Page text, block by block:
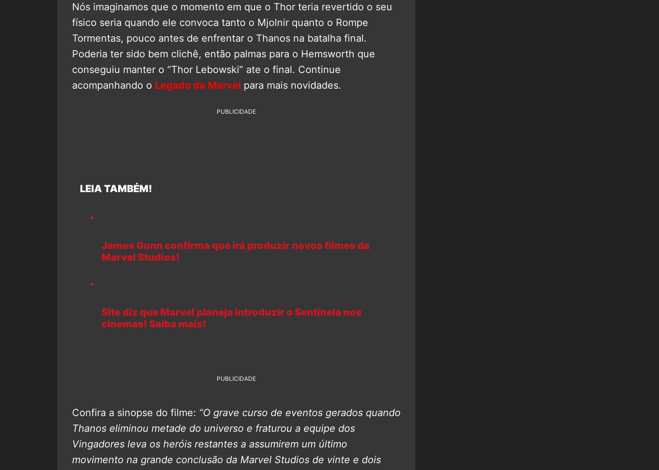
Nós imaginamos que o momento em que o Thor teria revertido o seu
físico seria quando ele convoca tanto o Mjolnir quanto o Rompe
Tormentas, pouco antes de enfrentar o Thanos na batalha final.
Poderia ter sido bem clichê, então palmas para o Hemsworth que
conseguiu manter o “Thor Lebowski” ate o final. Continue
acompanhando o Legado da Marvel para mais novidades.
PUBLICIDADE
LEIA TAMBÉM!
James Gunn confirma que irá produzir novos filmes da
Marvel Studios!
Site diz que Marvel planeja introduzir o Sentinela nos
cinemas! Saiba mais!
PUBLICIDADE
Confira a sinopse do filme: “O grave curso de eventos gerados quando
Thanos eliminou metade do universo e fraturou a equipe dos
Vingadores leva os heróis restantes a assumirem um último
movimento na grande conclusão da Marvel Studios de vinte e dois